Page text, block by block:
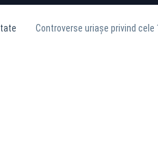
Controverse uriașe privind cele